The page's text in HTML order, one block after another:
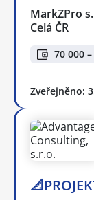
MarkZPro
Celá ČR
70 000
Zveřejněno: